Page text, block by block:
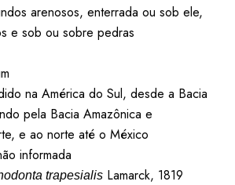
arenosos, enterrada ou sob ele,
e sob ou sobre pedras
na América do Sul, desde a Bacia
pela Bacia Amazônica e
e ao norte até o México
informada
trapesialisLamarck, 1819